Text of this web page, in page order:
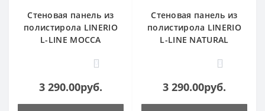
Стеновая панель из
полистирола LINERIO
L-LINE MOCCA
0
3 290.00руб.
Стеновая панель из
полистирола LINERIO
L-LINE NATURAL
0
3 290.00руб.